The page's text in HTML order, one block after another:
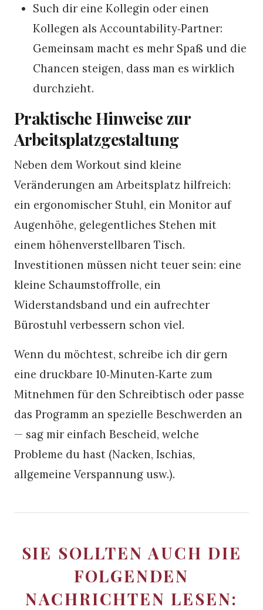
Such dir eine Kollegin oder einen
Kollegen als Accountability‑Partner:
Gemeinsam macht es mehr Spaß und die
Chancen steigen, dass man es wirklich
durchzieht.
Praktische Hinweise zur
Arbeitsplatzgestaltung
Neben dem Workout sind kleine
Veränderungen am Arbeitsplatz hilfreich:
ein ergonomischer Stuhl, ein Monitor auf
Augenhöhe, gelegentliches Stehen mit
einem höhenverstellbaren Tisch.
Investitionen müssen nicht teuer sein: eine
kleine Schaumstoffrolle, ein
Widerstandsband und ein aufrechter
Bürostuhl verbessern schon viel.
Wenn du möchtest, schreibe ich dir gern
eine druckbare 10‑Minuten‑Karte zum
Mitnehmen für den Schreibtisch oder passe
das Programm an spezielle Beschwerden an
— sag mir einfach Bescheid, welche
Probleme du hast (Nacken, Ischias,
allgemeine Verspannung usw.).
SIE SOLLTEN AUCH DIE
FOLGENDEN
NACHRICHTEN LESEN: